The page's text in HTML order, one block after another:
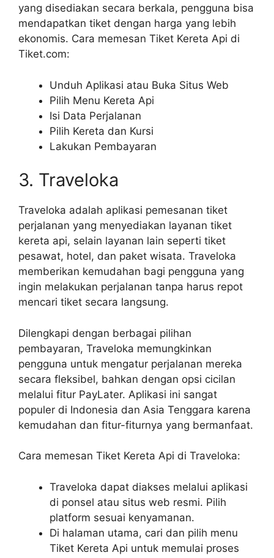
yang disediakan secara berkala, pengguna bisa
mendapatkan tiket dengan harga yang lebih
ekonomis. Cara memesan Tiket Kereta Api di
Tiket.com:
Unduh Aplikasi atau Buka Situs Web
Pilih Menu Kereta Api
Isi Data Perjalanan
Pilih Kereta dan Kursi
Lakukan Pembayaran
3. Traveloka
Traveloka adalah aplikasi pemesanan tiket
perjalanan yang menyediakan layanan tiket
kereta api, selain layanan lain seperti tiket
pesawat, hotel, dan paket wisata. Traveloka
memberikan kemudahan bagi pengguna yang
ingin melakukan perjalanan tanpa harus repot
mencari tiket secara langsung.
Dilengkapi dengan berbagai pilihan
pembayaran, Traveloka memungkinkan
pengguna untuk mengatur perjalanan mereka
secara fleksibel, bahkan dengan opsi cicilan
melalui fitur PayLater. Aplikasi ini sangat
populer di Indonesia dan Asia Tenggara karena
kemudahan dan fitur-fiturnya yang bermanfaat.
Cara memesan Tiket Kereta Api di Traveloka:
Traveloka dapat diakses melalui aplikasi
di ponsel atau situs web resmi. Pilih
platform sesuai kenyamanan.
Di halaman utama, cari dan pilih menu
Tiket Kereta Api untuk memulai proses